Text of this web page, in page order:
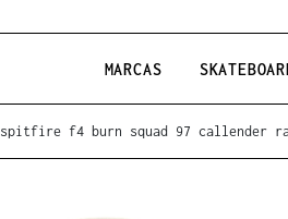
MARCAS
spitfire f4 burn squad 97 callender